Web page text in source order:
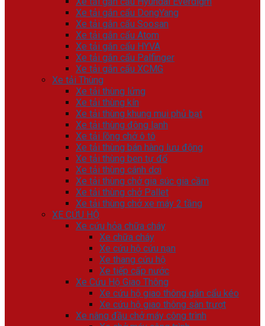
Xe tải gắn cẩu DongYang
Xe tải gắn cẩu Soosan
Xe tải gắn cẩu Atom
Xe tải gắn cẩu HYVA
Xe tải gắn cẩu Palfinger
Xe tải gắn cẩu XCMG
Xe tải Thùng
Xe tải thùng lửng
Xe tải thùng kín
Xe tải thùng khung mui phủ bạt
Xe tải thùng đông lạnh
Xe tải lồng chở ô tô
Xe tải thùng bán hàng lưu động
Xe tải thùng ben tự đổ
Xe tải thùng cánh dơi
Xe tải thùng chở gia súc gia cầm
Xe tải thùng chở Pallet
Xe tải thùng chở xe máy 2 tầng
XE CỨU HỘ
Xe cứu hỏa chữa cháy
Xe chữa cháy
Xe cứu hộ cứu nạn
Xe thang cứu hộ
Xe tiếp cấp nước
Xe Cứu Hộ Giao Thông
Xe cứu hộ giao thông gắn cẩu kéo
Xe cứu hộ giao thông sàn trượt
Xe nâng đầu chở máy công trình